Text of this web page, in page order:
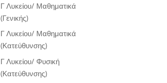
Γ Λυκείου/ Μαθηματικά
(Γενικής)
Γ Λυκείου/ Μαθηματικά
(Κατεύθυνσης)
Γ Λυκείου/ Φυσική
(Κατεύθυνσης)